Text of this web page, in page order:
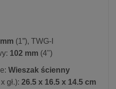
(1”), TWG-I
102 mm (4")
Wieszak ścienny
gł.): 26.5 x 16.5 x 14.5 cm